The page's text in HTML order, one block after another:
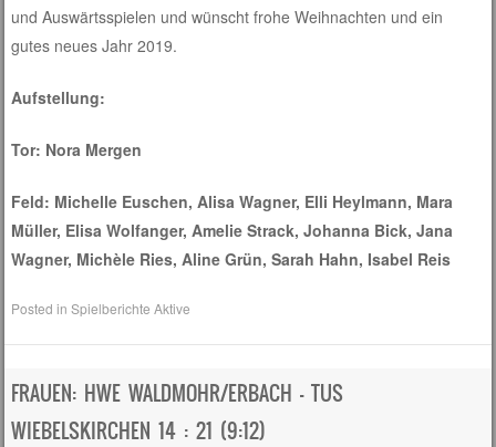
und Auswärtsspielen und wünscht frohe Weihnachten und ein
gutes neues Jahr 2019.
Aufstellung:
Tor: Nora Mergen
Feld: Michelle Euschen, Alisa Wagner, Elli Heylmann, Mara
Müller, Elisa Wolfanger, Amelie Strack, Johanna Bick, Jana
Wagner, Michèle Ries, Aline Grün, Sarah Hahn, Isabel Reis
Posted inSpielberichte Aktive
FRAUEN: HWE WALDMOHR/ERBACH – TUS
WIEBELSKIRCHEN 14 : 21 (9:12)